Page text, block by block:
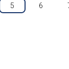
5 6